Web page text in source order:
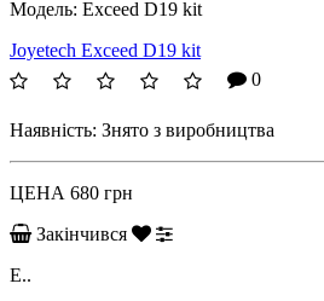
Модель: Exceed D19 kit
Joyetech Exceed D19 kit
0
Наявність: Знято з виробництва
ЦЕНА 680 грн
Закінчився
E..